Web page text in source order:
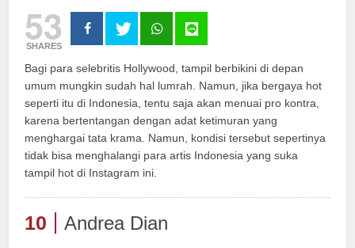
53
SHARES
Bagi para selebritis Hollywood, tampil berbikini di depan
umum mungkin sudah hal lumrah. Namun, jika bergaya hot
seperti itu di Indonesia, tentu saja akan menuai pro kontra,
karena bertentangan dengan adat ketimuran yang
menghargai tata krama. Namun, kondisi tersebut sepertinya
tidak bisa menghalangi para artis Indonesia yang suka
tampil hot di Instagram ini.
10 Andrea Dian